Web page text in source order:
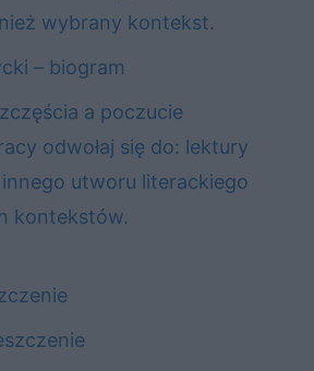
wybrany kontekst.
– biogram
a poczucie
odwołaj się do: lektury
utworu literackiego
kontekstów.